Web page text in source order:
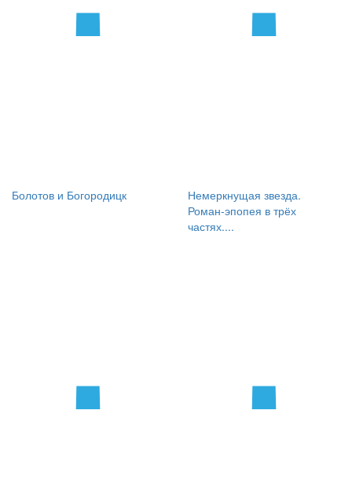
Болотов и Богородицк
Немеркнущая звезда.
Роман-эпопея в трёх
частях....